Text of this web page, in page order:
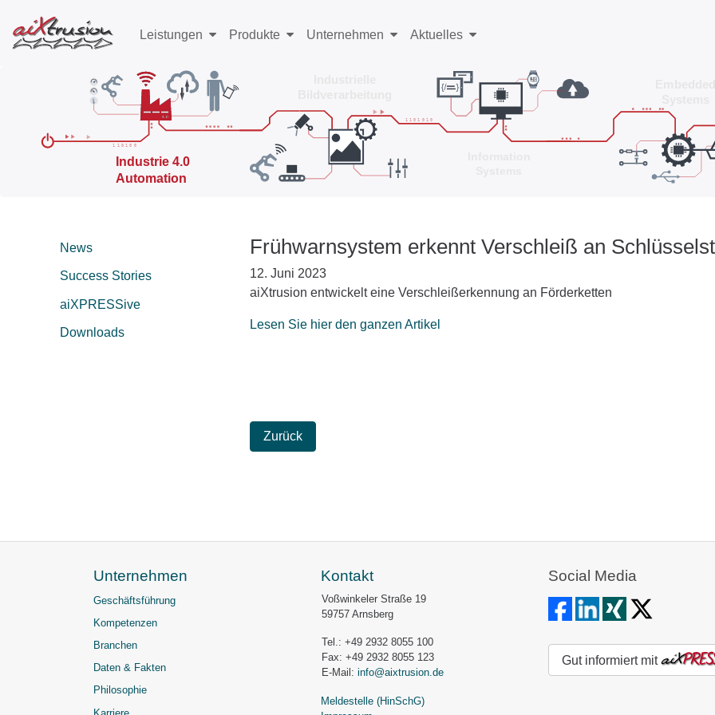
Leistungen Produkte Unternehmen Aktuelles
News
Success Stories
aiXPRESSive
Downloads
Frühwarnsystem erkennt Verschleiß an
12. Juni 2023
aiXtrusion entwickelt eine Verschleißerkennung an Förderketten
Lesen Sie hier den ganzen Artikel
Zurück
Unternehmen
Geschäftsführung
Kompetenzen
Branchen
Daten & Fakten
Philosophie
Kontakt
Voßwinkeler Straße 19
59757 Arnsberg
Tel.: +49 2932 8055 100
Fax: +49 2932 8055 123
E-Mail: info@aixtrusion.de
Meldestelle (HinSchG)
Social Media
Gut informiert mit